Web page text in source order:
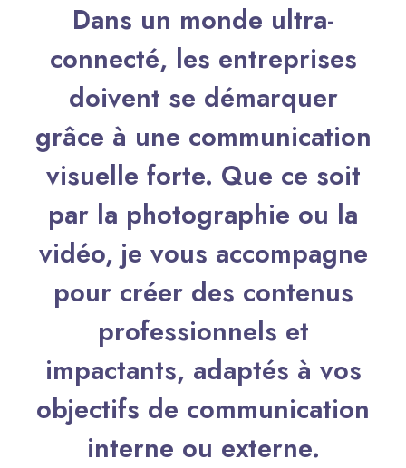
Dans un monde ultra-
connecté, les entreprises
doivent se démarquer
grâce à une communication
visuelle forte. Que ce soit
par la photographie ou la
vidéo, je vous accompagne
pour créer des contenus
professionnels et
impactants, adaptés à vos
objectifs de communication
interne ou externe.